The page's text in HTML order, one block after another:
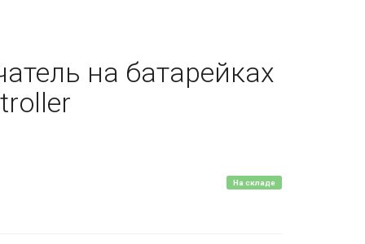
на батарейках
На складе